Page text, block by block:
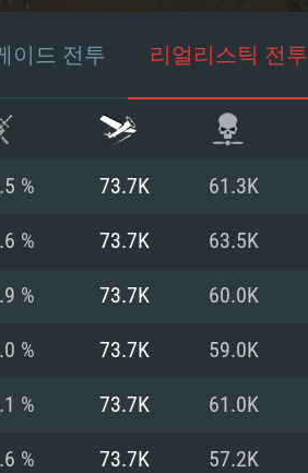
이드 전투 리얼리스틱 전투
% 73.7K 61.3K
% 73.7K 63.5K
% 73.7K 60.0K
% 73.7K 59.0K
% 73.7K 61.0K
% 73.7K 57.2K